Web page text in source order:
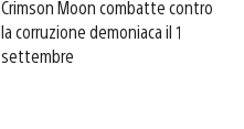
Crimson Moon combatte contro
la corruzione demoniaca il 1
settembre